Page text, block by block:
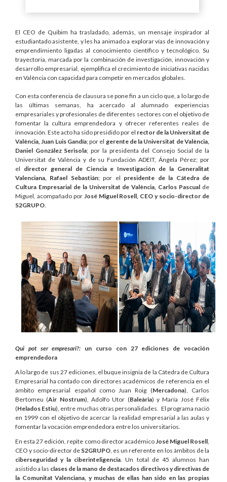
El CEO de Quibim ha trasladado, además, un mensaje inspirador al
estudiantado asistente, y les ha animado a explorar vías de innovación y
emprendimiento ligadas al conocimiento científico y tecnológico. Su
trayectoria, marcada por la combinación de investigación, innovación y
desarrollo empresarial, ejemplifica el crecimiento de iniciativas nacidas
en València con capacidad para competir en mercados globales.
Con esta conferencia de clausura se pone fin a un ciclo que, a lo largo de
las últimas semanas, ha acercado al alumnado experiencias
empresariales y profesionales de diferentes sectores con el objetivo de
fomentar la cultura emprendedora y ofrecer referentes reales de
innovación. Este acto ha sido presidido por el rector de la Universitat de
València, Juan Luis Gandía; por el gerente de la Universitat de València,
Daniel González Serisola; por la presidenta del Consejo Social de la
Universitat de València y de su Fundación ADEIT, Ángela Pérez; por
el director general de Ciencia e Investigación de la Generalitat
Valenciana, Rafael Sebastián; por el presidente de la Cátedra de
Cultura Empresarial de la Universitat de València, Carlos Pascual de
Miguel, acompañado por José Miguel Rosell, CEO y socio-director de
S2GRUPO
Qui pot ser empresari?: un curso con 27 ediciones de vocación
emprendedora
A lo largo de sus 27 ediciones, el buque insignia de la Cátedra de Cultura
Empresarial ha contado con directores académicos de referencia en el
ámbito empresarial español como Juan Roig (Mercadona), Carlos
Bertomeu (Air Nostrum), Adolfo Utor (Baleària) y María José Félix
(Helados Estiu), entre muchas otras personalidades. El programa nació
en 1999 con el objetivo de acercar la realidad empresarial a las aulas y
fomentar la vocación emprendedora entre los universitarios.
En esta 27 edición, repite como director académico José Miguel Rosell
CEO y socio-director de S2GRUPO , es un referente en los ámbitos de la
ciberseguridad y la ciberinteligencia . Un total de 45 alumnos han
asistido a las clases de la mano de destacados directivos y directivas de
la Comunitat Valenciana, y muchas de ellas han sido en las propias